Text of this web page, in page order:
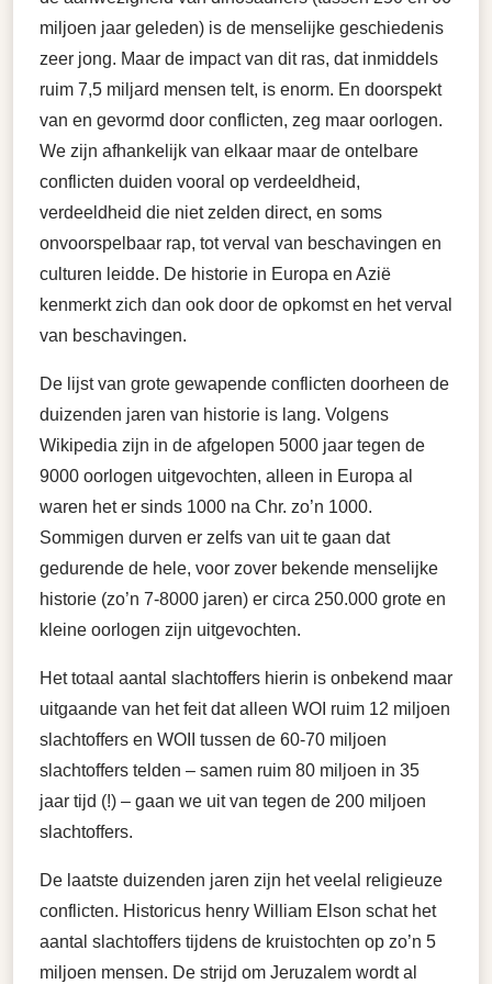
miljoen jaar geleden) is de menselijke geschiedenis
zeer jong. Maar de impact van dit ras, dat inmiddels
ruim 7,5 miljard mensen telt, is enorm. En doorspekt
van en gevormd door conflicten, zeg maar oorlogen.
We zijn afhankelijk van elkaar maar de ontelbare
conflicten duiden vooral op verdeeldheid,
verdeeldheid die niet zelden direct, en soms
onvoorspelbaar rap, tot verval van beschavingen en
culturen leidde. De historie in Europa en Azië
kenmerkt zich dan ook door de opkomst en het verval
van beschavingen.
De lijst van grote gewapende conflicten doorheen de
duizenden jaren van historie is lang. Volgens
Wikipedia zijn in de afgelopen 5000 jaar tegen de
9000 oorlogen uitgevochten, alleen in Europa al
waren het er sinds 1000 na Chr. zo’n 1000.
Sommigen durven er zelfs van uit te gaan dat
gedurende de hele, voor zover bekende menselijke
historie (zo’n 7-8000 jaren) er circa 250.000 grote en
kleine oorlogen zijn uitgevochten.
Het totaal aantal slachtoffers hierin is onbekend maar
uitgaande van het feit dat alleen WOI ruim 12 miljoen
slachtoffers en WOII tussen de 60-70 miljoen
slachtoffers telden – samen ruim 80 miljoen in 35
jaar tijd (!) – gaan we uit van tegen de 200 miljoen
slachtoffers.
De laatste duizenden jaren zijn het veelal religieuze
conflicten. Historicus henry William Elson schat het
aantal slachtoffers tijdens de kruistochten op zo’n 5
miljoen mensen. De strijd om Jeruzalem wordt al